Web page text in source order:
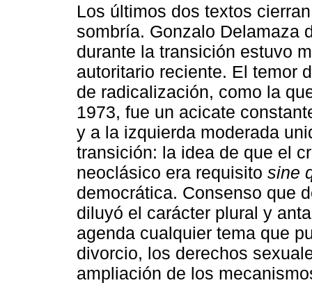
Los últimos dos textos
sombría. Gonzalo Delamaza
durante la transición estuvo
autoritario reciente. El temor
de radicalización, como la
1973, fue un acicate
y a la izquierda moderada
transición: la idea de que el
neoclásico era requisito sine
democrática. Consenso que
diluyó el carácter plural y
agenda cualquier tema que
divorcio, los derechos
ampliación de los